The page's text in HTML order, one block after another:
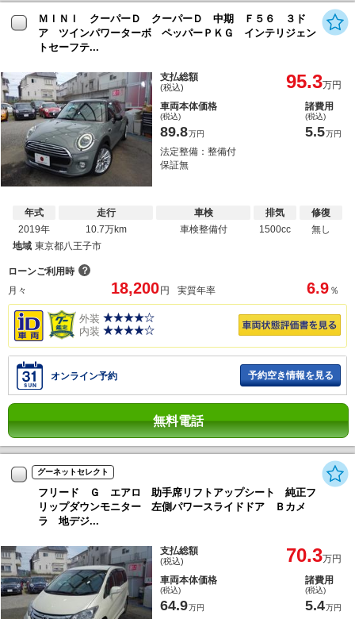
ＭＩＮＩ クーパーＤ クーパーＤ 中期 Ｆ５６ ３ド
ア ツインパワーターボ ペッパーＰＫＧ インテリジェン
トセーフテ...
支払総額
(税込) 95.3万円
車両本体価格
(税込)
89.8万円
諸費用
(税込)
5.5万円
法定整備：整備付
保証無
年式
2019年
走行
10.7万km
車検
車検整備付
排気
1500cc
修復
無し
地域 東京都八王子市
ローンご利用時 ？
月々
18,200 円 実質年率 6.9 ％
外装
内装
オンライン予約 予約空き情報を見る
無料電話
グーネットセレクト
フリード Ｇ エアロ 助手席リフトアップシート 純正フ
リップダウンモニター 左側パワースライドドア Ｂカメ
ラ 地デジ...
支払総額
(税込) 70.3万円
車両本体価格
(税込)
64.9万円
諸費用
(税込)
5.4万円